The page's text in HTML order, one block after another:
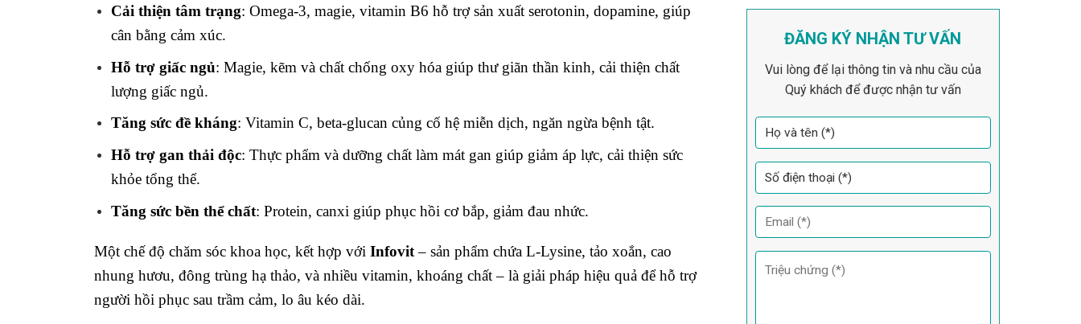
Cải thiện tâm trạng: Omega-3, magie, vitamin B6 hỗ trợ sản xuất serotonin, dopamine, giúp
cân bằng cảm xúc.
Hỗ trợ giấc ngủ: Magie, kẽm và chất chống oxy hóa giúp thư giãn thần kinh, cải thiện chất
lượng giấc ngủ.
Tăng sức đề kháng: Vitamin C, beta-glucan củng cố hệ miễn dịch, ngăn ngừa bệnh tật.
Hỗ trợ gan thải độc: Thực phẩm và dưỡng chất làm mát gan giúp giảm áp lực, cải thiện sức
khỏe tổng thể.
Tăng sức bền thể chất: Protein, canxi giúp phục hồi cơ bắp, giảm đau nhức.
Một chế độ chăm sóc khoa học, kết hợp với Infovit– sản phẩm chứa L-Lysine, tảo xoắn, cao
nhung hươu, đông trùng hạ thảo, và nhiều vitamin, khoáng chất – là giải pháp hiệu quả để hỗ trợ
người hồi phục sau trầm cảm, lo âu kéo dài.
ĐĂNG KÝ NHẬN TƯ VẤN
Vui lòng để lại thông tin và nhu cầu của
Quý khách để được nhận tư vấn